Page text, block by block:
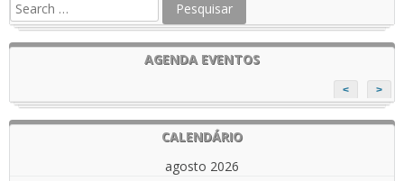
AGENDA EVENTOS
< >
CALENDÁRIO
agosto 2026